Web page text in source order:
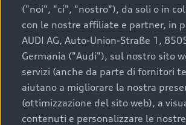
("noi", "ci", "nostro"), da soli o in
con le nostre affiliate e partner, in
AUDI AG, Auto-Union-Straße 1,
Germania ("Audi"), sul nostro sito
servizi (anche da parte di fornitori
aiutano a migliorare la nostra
(ottimizzazione del sito web), a
contenuti e personalizzare le